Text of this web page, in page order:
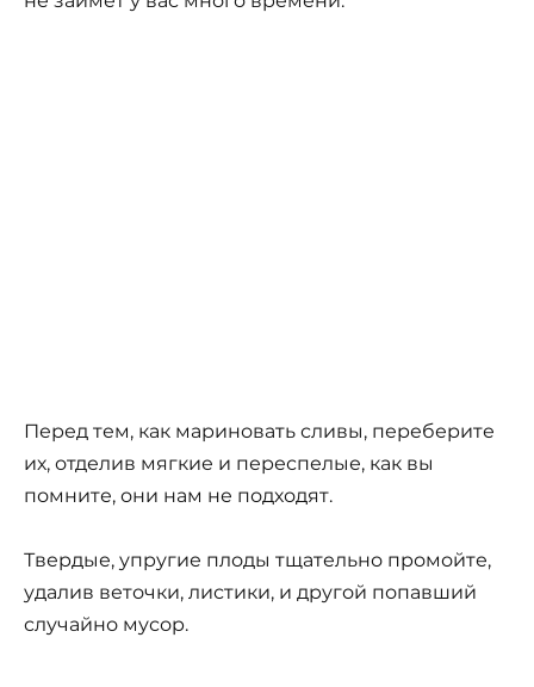
Перед тем, как мариновать сливы, переберите
их, отделив мягкие и переспелые, как вы
помните, они нам не подходят.
Твердые, упругие плоды тщательно промойте,
удалив веточки, листики, и другой попавший
случайно мусор.